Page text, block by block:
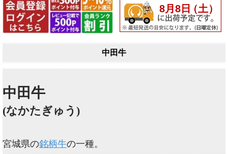
中田牛
中田牛
(なかたぎゅう)
宮城県の銘柄牛の一種。